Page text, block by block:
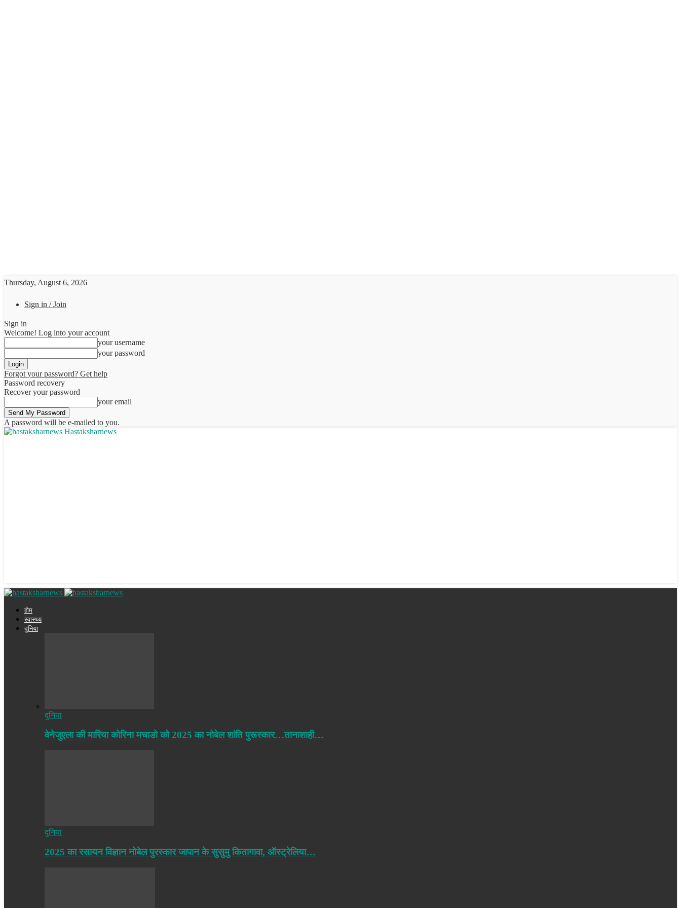
Thursday, August 6, 2026
Sign in / Join
Sign in
Welcome! Log into your account
your username
your password
Forgot your password? Get help
Password recovery
Recover your password
your email
A password will be e-mailed to you.
Hastaksharnews
होम
स्वास्थ्य
दुनिया
दुनिया
वेनेजुएला की मारिया कोरिना मचाडो को 2025 का नोबेल शांति पुरूस्कार…तानाशाही…
दुनिया
2025 का रसायन विज्ञान नोबेल पुरस्कार जापान के सुसुमु कितागावा, ऑस्ट्रेलिया…